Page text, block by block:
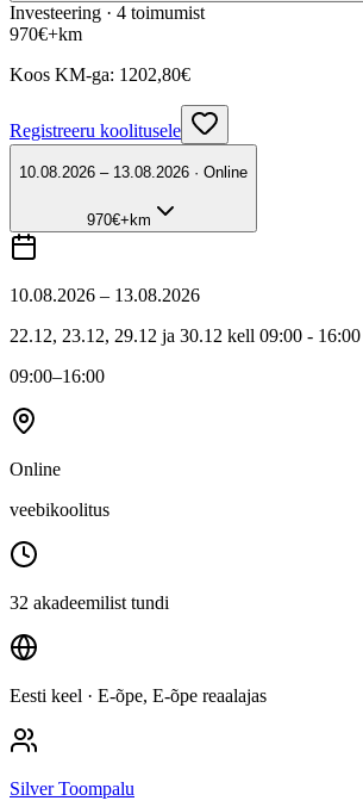
Investeering · 4 toimumist
970€+km
Koos KM-ga: 1202,80€
Registreeru koolitusele
10.08.2026 – 13.08.2026 · Online
970€+km
10.08.2026 – 13.08.2026
22.12, 23.12, 29.12 ja 30.12 kell 09:00 - 16:00
09:00–16:00
Online
veebikoolitus
32 akadeemilist tundi
Eesti keel · E-õpe, E-õpe reaalajas
Silver Toompalu